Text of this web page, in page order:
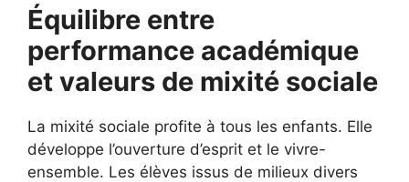
Équilibre entre
performance académique
et valeurs de mixité sociale
La mixité sociale profite à tous les enfants. Elle
développe l’ouverture d’esprit et le vivre-
ensemble. Les élèves issus de milieux divers